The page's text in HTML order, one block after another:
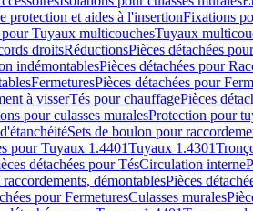
protection et aides à l'insertionFixations
pour Tuyaux multicouchesTuyaux
droitsRéductionsPièces détachées
indémontablesPièces détachées pour
FermeturesPièces détachées pour
à visserTés pour chauffagePièces
pour culasses muralesProtection pour
Sets de boulon pour
pour Tuyaux 1.4401Tuyaux 1.4301
détachées pour TésCirculation interne
démontablesPièces
pour FermeturesCulasses murales